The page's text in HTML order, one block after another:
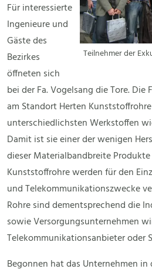
Teilnehmer der
Für interessierte
Ingenieure und
Gäste des
Bezirkes
öffneten sich
bei der Fa. Vogelsang die Tore.
am Standort Herten
unterschiedlichsten Werkstoffen
Damit ist sie einer der wenigen
dieser Materialbandbreite
Kunststoffrohre werden für den
und Telekommunikationszwecke
Rohre sind dementsprechend die
sowie Versorgungsunternehmen
Telekommunikationsanbieter oder
Begonnen hat das Unternehmen in